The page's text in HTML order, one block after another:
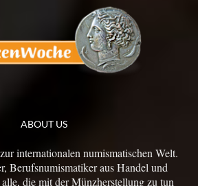
ABOUT US
internationalen numismatischen Welt.
Berufsnumismatiker aus Handel und
die mit der Münzherstellung zu tun